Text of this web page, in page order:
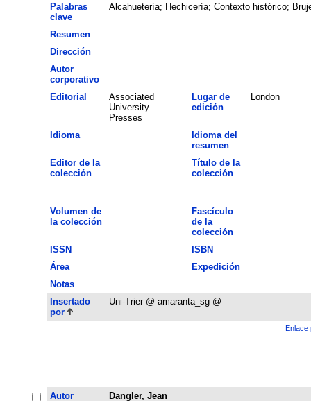
Palabras
clave
Alcahuetería; Hechicería; Contexto histórico;
Resumen
Dirección
Autor
corporativo
Editorial
Associated
University
Presses
Lugar de
edición
London
Idioma
Idioma del
resumen
Editor de la
colección
Título de la
colección
Volumen de
la colección
Fascículo
de la
colección
ISSN
ISBN
Área
Expedición
Notas
Insertado
por
Uni-Trier @ amaranta_sg @
Enlace
Autor
Dangler, Jean